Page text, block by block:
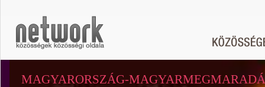
MAGYARORSZÁG-